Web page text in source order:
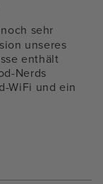
sehr
unseres
enthält
Nerds
WiFi und ein